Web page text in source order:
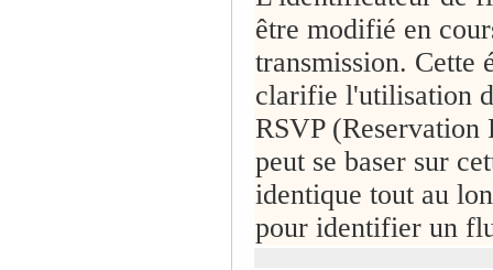
être modifié en
transmission. Cette
clarifie l'utilisation
RSVP (Reservation
peut se baser sur
identique tout au
pour identifier un